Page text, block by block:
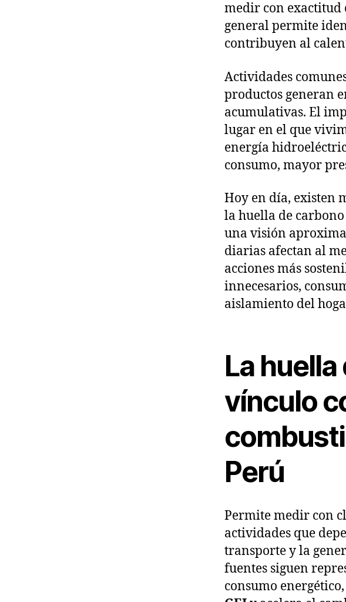
medir con exactitud
general permite
contribuyen al
Actividades
productos generan
acumulativas. El
lugar en el que
energía
consumo, mayor
Hoy en día, existen
la huella de
una visión
diarias afectan al
acciones más
innecesarios,
aislamiento del
La
vínculo
Perú
Permite medir con
actividades que
transporte y la
fuentes siguen
consumo